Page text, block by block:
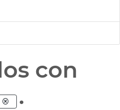
con
.